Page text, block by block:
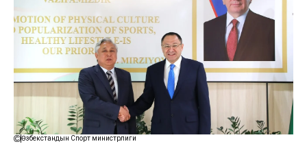
Өзбекстандын Спорт министрлиги